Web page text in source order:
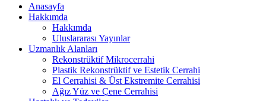
Anasayfa
Hakkımda
Hakkımda
Uluslararası Yayınlar
Uzmanlık Alanları
Rekonstrüktif Mikrocerrahi
Plastik Rekonstrüktif ve Estetik Cerrahi
El Cerrahisi & Üst Ekstremite Cerrahisi
Ağız Yüz ve Çene Cerrahisi